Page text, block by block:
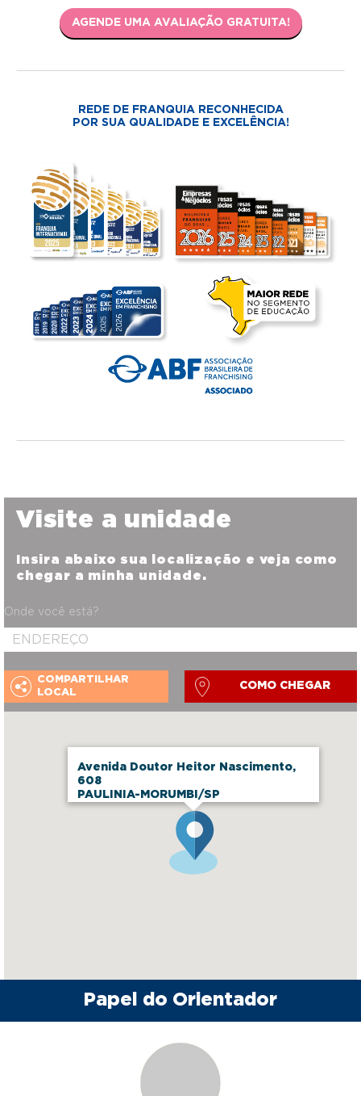
AGENDE UMA AVALIAÇÃO GRATUITA!
REDE DE FRANQUIA RECONHECIDA
POR SUA QUALIDADE E EXCELÊNCIA!
Avenida Doutor Heitor Nascimento,
608
PAULINIA-MORUMBI/SP
Visite a unidade
Insira abaixo sua localização e veja como
chegar a minha unidade.
Onde você está?
COMPARTILHAR
LOCAL
COMO CHEGAR
Papel do Orientador